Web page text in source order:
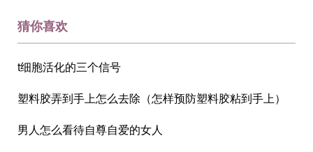
猜你喜欢
t细胞活化的三个信号
塑料胶弄到手上怎么去除（怎样预防塑料胶粘到手上）
男人怎么看待自尊自爱的女人